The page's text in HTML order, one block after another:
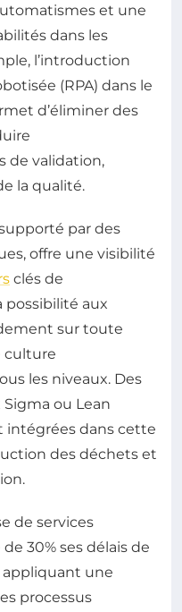
et une
dans les
l’introduction
(RPA) dans le
d’éliminer des
de validation,
la qualité.
par des
offre une visibilité
clés de
possibilité aux
sur toute
culture
les niveaux. Des
ou Lean
intégrées dans cette
des déchets et
de services
30% ses délais de
une
processus